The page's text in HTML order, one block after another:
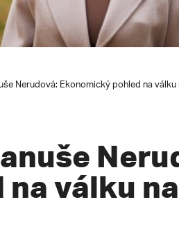
Nerudová: Ekonomický pohled na
na válku